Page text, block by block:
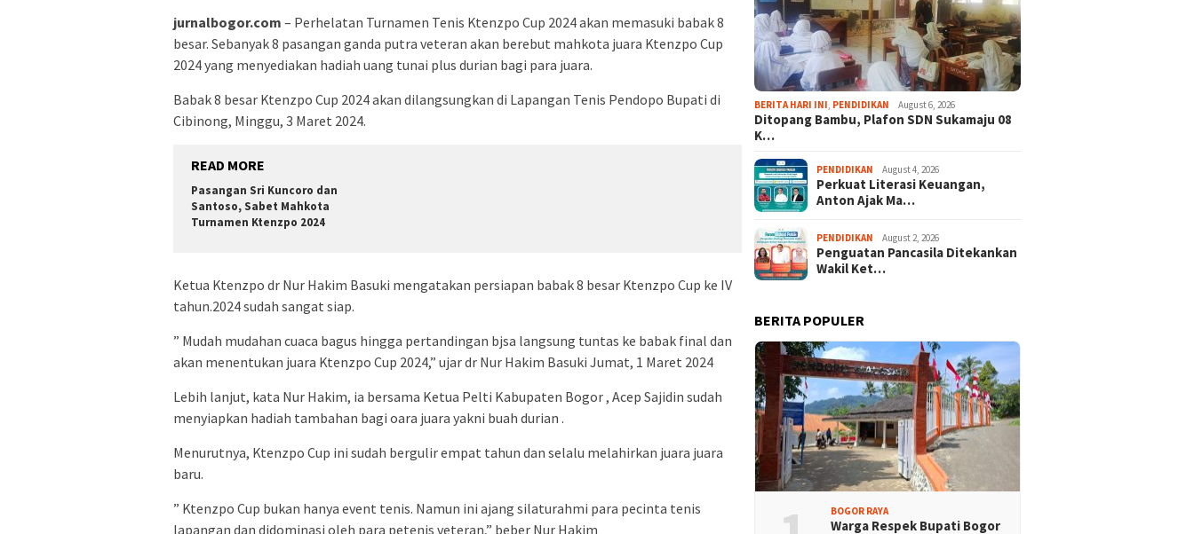
jurnalbogor.com – Perhelatan Turnamen Tenis Ktenzpo Cup 2024 akan memasuki babak 8
besar. Sebanyak 8 pasangan ganda putra veteran akan berebut mahkota juara Ktenzpo Cup
2024 yang menyediakan hadiah uang tunai plus durian bagi para juara.
Babak 8 besar Ktenzpo Cup 2024 akan dilangsungkan di Lapangan Tenis Pendopo Bupati di
Cibinong, Minggu, 3 Maret 2024.
READ MORE
Pasangan Sri Kuncoro dan
Santoso, Sabet Mahkota
Turnamen Ktenzpo 2024
Ketua Ktenzpo dr Nur Hakim Basuki mengatakan persiapan babak 8 besar Ktenzpo Cup ke IV
tahun.2024 sudah sangat siap.
” Mudah mudahan cuaca bagus hingga pertandingan bjsa langsung tuntas ke babak final dan
akan menentukan juara Ktenzpo Cup 2024,” ujar dr Nur Hakim Basuki Jumat, 1 Maret 2024
Lebih lanjut, kata Nur Hakim, ia bersama Ketua Pelti Kabupaten Bogor , Acep Sajidin sudah
menyiapkan hadiah tambahan bagi oara juara yakni buah durian .
Menurutnya, Ktenzpo Cup ini sudah bergulir empat tahun dan selalu melahirkan juara juara
baru.
” Ktenzpo Cup bukan hanya event tenis. Namun ini ajang silaturahmi para pecinta tenis
lapangan dan didominasi oleh para petenis veteran,” beber Nur Hakim
BERITA HARI INI PENDIDIKAN August 6, 2026
Ditopang Bambu, Plafon SDN Sukamaju 08
K…
PENDIDIKAN August 4, 2026
Perkuat Literasi Keuangan,
Anton Ajak Ma…
PENDIDIKAN August 2, 2026
Penguatan Pancasila Ditekankan
Wakil Ket…
BERITA POPULER
BOGOR RAYA
Warga Respek Bupati Bogor